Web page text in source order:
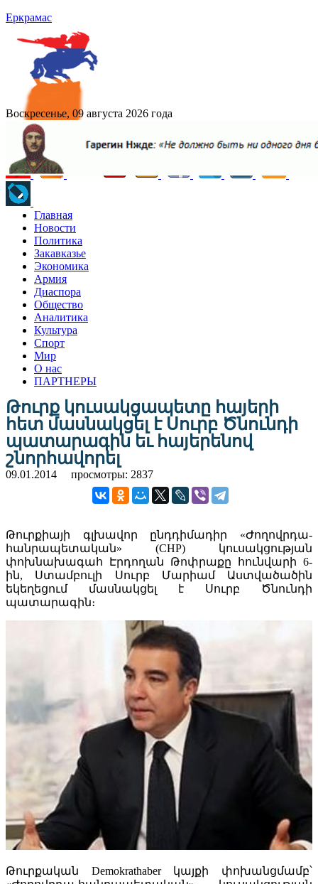
Еркрамас
Воскресенье, 09 августа 2026 года
Главная
Новости
Политика
Закавказье
Экономика
Армия
Диаспора
Общество
Аналитика
Культура
Спорт
Мир
О нас
ПАРТНЕРЫ
Թուրք կուսակցապետը հայերի
հետ մասնակցել է Սուրբ Ծնունդի
պատարագին եւ հայերենով
շնորհավորել
09.01.2014 просмотры: 2837
Թուրքիայի գլխավոր ընդդիմադիր «Ժողովրդա-
հանրապետական» (CHP) կուսակցության
փոխնախագահ Էրդողան Թոփրաքը հունվարի 6-
ին, Ստամբուլի Սուրբ Մարիամ Աստվածածին
եկեղեցում մասնակցել է Սուրբ Ծնունդի
պատարագին։
Թուրքական Demokrathaber կայքի փոխանցմամբ՝